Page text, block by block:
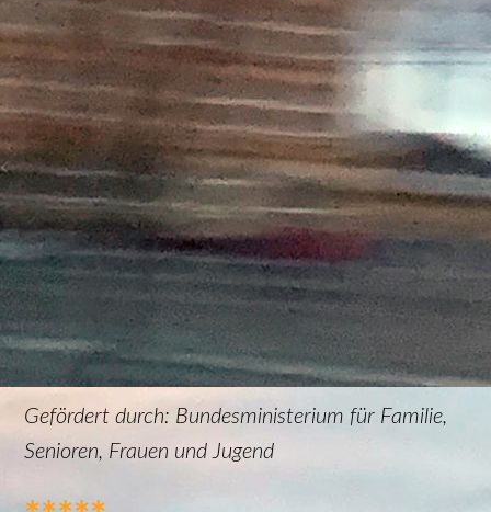
Plakat2025Advent
Gefördert durch: Bundesministerium für Familie,
Senioren, Frauen und Jugend